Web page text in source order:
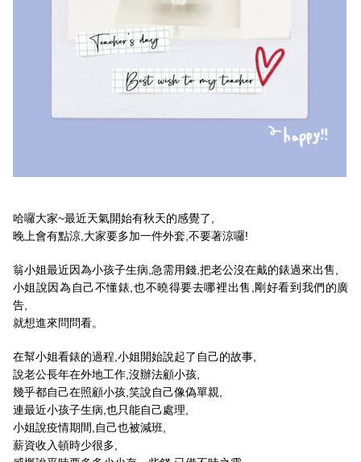
哈囉大家~最近天氣開始有秋天的感覺了,
晚上會有點涼,大家要多加一件外套,不要著涼囉!
翁小姐最近因為小孩子生病,急需用錢,把老公沒在戴的錶過來出售,
小姐說因為自己不懂錶,也不曉得要去哪裡出售,剛好看到我們的廣
告,
就想進來問問看。
在幫小姐看錶的過程,小姐開始說起了自己的故事,
說老公長年在外地工作,沒辦法顧小孩,
幾乎都自己在照顧小孩,笑說自己像偽單親,
連最近小孩子生病,也只能自己處理,
小姐說疫情期間,自己也被減班,
薪資收入頓時少很多,